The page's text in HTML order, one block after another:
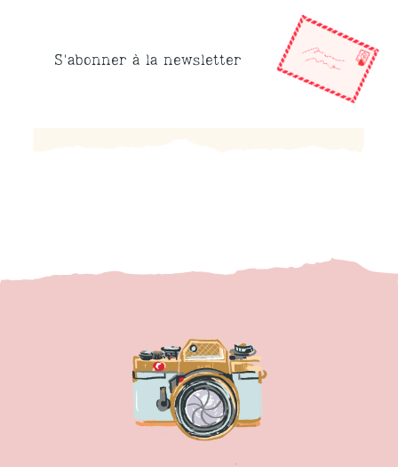
S'abonner à la newsletter